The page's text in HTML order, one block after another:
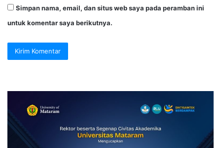
Simpan nama, email, dan situs web saya pada peramban ini
untuk komentar saya berikutnya.